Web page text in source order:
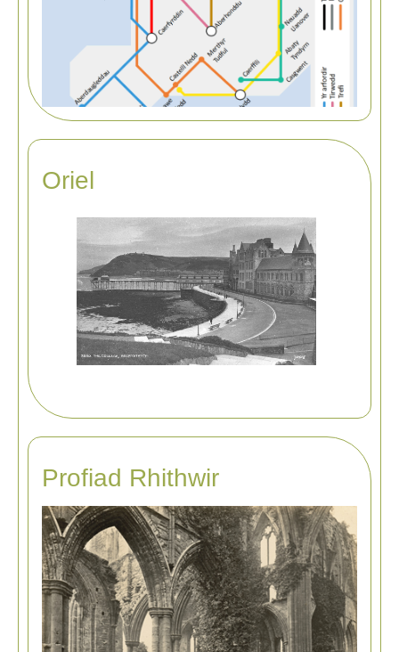
Oriel
Profiad Rhithwir